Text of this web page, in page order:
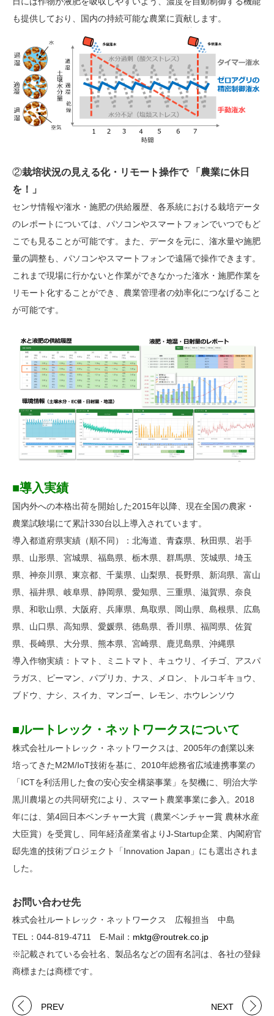
も提供しており、国内の持続可能な農業に貢献します。
②栽培状況の見える化・リモート操作で 「農業に休日
を！」
センサ情報や潅水・施肥の供給履歴、各系統における栽培データ
のレポートについては、パソコンやスマートフォンでいつでもど
こでも見ることが可能です。また、データを元に、潅水量や施肥
量の調整も、パソコンやスマートフォンで遠隔で操作できます。
これまで現場に行かないと作業ができなかった潅水・施肥作業を
リモート化することができ、農業管理者の効率化につなげること
が可能です。
■導入実績
国内外への本格出荷を開始した2015年以降、現在全国の農家・
農業試験場にて累計330台以上導入されています。
導入都道府県実績（順不同）：北海道、青森県、秋田県、岩手
県、山形県、宮城県、福島県、栃木県、群馬県、茨城県、埼玉
県、神奈川県、東京都、千葉県、山梨県、長野県、新潟県、富山
県、福井県、岐阜県、静岡県、愛知県、三重県、滋賀県、奈良
県、和歌山県、大阪府、兵庫県、鳥取県、岡山県、島根県、広島
県、山口県、高知県、愛媛県、徳島県、香川県、福岡県、佐賀
県、長崎県、大分県、熊本県、宮崎県、鹿児島県、沖縄県
導入作物実績：トマト、ミニトマト、キュウリ、イチゴ、アスパ
ラガス、ピーマン、パプリカ、ナス、メロン、トルコギキョウ、
ブドウ、ナシ、スイカ、マンゴー、レモン、ホウレンソウ
■ルートレック・ネットワークスについて
株式会社ルートレック・ネットワークスは、2005年の創業以来
培ってきたM2M/IoT技術を基に、2010年総務省広域連携事業の
「ICTを利活用した食の安心安全構築事業」を契機に、明治大学
黒川農場との共同研究により、スマート農業事業に参入。2018
年には、第4回日本ベンチャー大賞（農業ベンチャー賞 農林水産
大臣賞）を受賞し、同年経済産業省よりJ-Startup企業、内閣府官
邸先進的技術プロジェクト「Innovation Japan」にも選出されま
した。
お問い合わせ先
株式会社ルートレック・ネットワークス 広報担当 中島
TEL：044-819-4711 E-Mail： mktg@routrek.co.jp
※記載されている会社名、製品名などの固有名詞は、各社の登録
商標または商標です。
PREV NEXT